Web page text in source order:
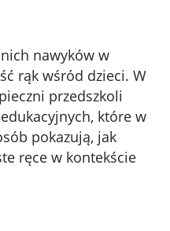
nawyków w
rąk wśród dzieci. W
przedszkoli
które w
pokazują, jak
ręce w kontekście